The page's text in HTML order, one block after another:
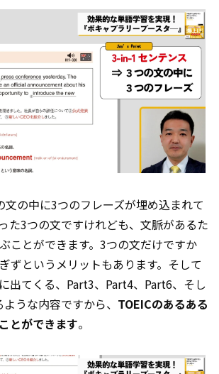
文の中に3つのフレーズが埋め込まれて
た3つの文ですけれども、文脈があるた
ことができます。3つの文だけですか
ずというメリットもあります。そして
出てくる、Part3、Part4、Part6、そし
うな内容ですから、 TOEICのあるある
とができます。